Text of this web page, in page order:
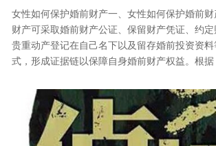
女性如何保护婚前财产一、女性如何保护婚前
财产可采取婚前财产公证、保留财产凭证、约
贵重动产登记在自己名下以及留存婚前投资资
式，形成证据链以保障自身婚前财产权益。根